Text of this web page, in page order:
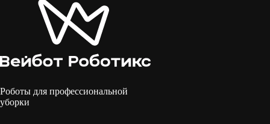
Роботы для профессиональной
уборки